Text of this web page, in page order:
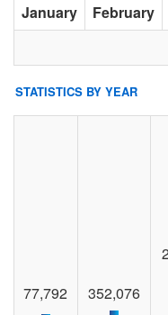
January February
STATISTICS BY YEAR
77,792 352,076